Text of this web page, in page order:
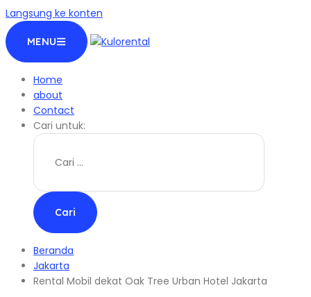
Langsung ke konten
MENU
Home
about
Contact
Cari untuk:
Beranda
Jakarta
Rental Mobil dekat Oak Tree Urban Hotel Jakarta